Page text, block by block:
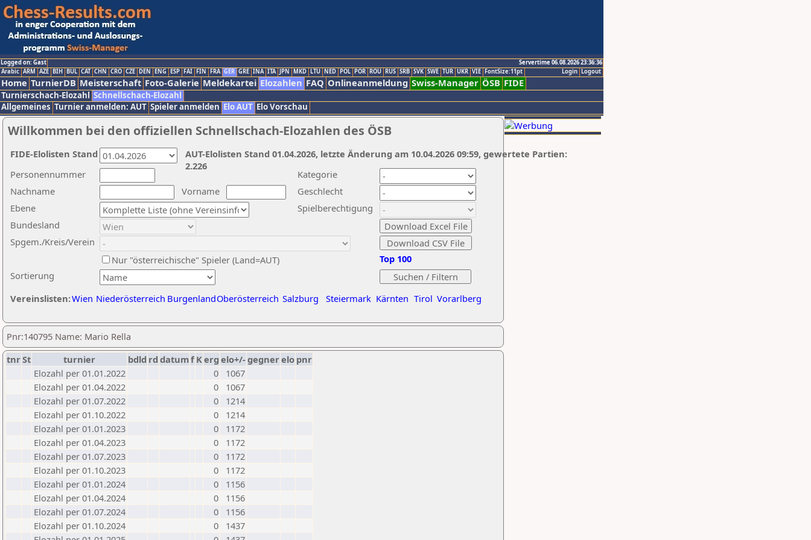
Logged on: Gast
Servertime 06.08.2026 23:36:36
Logout
Login
Arabic ARM AZE BIH BUL CAT CHN CRO CZE DEN ENG ESP FAI FIN FRA GER GRE INA ITA JPN MKD LTU NED POL POR ROU RUS SRB SVK SWE TUR UKR VIE FontSize:11pt
Home TurnierDB Meisterschaft Foto-Galerie Meldekartei Elozahlen FAQ Onlineanmeldung Swiss-Manager ÖSB FIDE
Turnierschach-Elozahl Schnellschach-Elozahl
Allgemeines Turnier anmelden: AUT Spieler anmelden Elo AUT Elo Vorschau
Willkommen bei den offiziellen Schnellschach-Elozahlen des ÖSB
Nachname
Vorname
Ebene
Kategorie
Sortierung
Personennummer
Bundesland
Spgem./Kreis/Verein
Geschlecht
Nur "österreichische" Spieler (Land=AUT)
Spielberechtigung
Vereinslisten:Wien Niederösterreich BurgenlandOberösterreich Salzburg Steiermark Kärnten Tirol Vorarlberg
Top 100
AUT-Elolisten Stand 01.04.2026, letzte Änderung am 10.04.2026 09:59, gewertete Partien:
2.226
FIDE-Elolisten Stand
Pnr:140795 Name: Mario Rella
tnrSt turnier bdld rd datumf Kerg elo+/-gegnerelo pnr
Elozahl per 01.01.2022
0
1067
Elozahl per 01.04.2022
0
1067
Elozahl per 01.07.2022
0
1214
Elozahl per 01.10.2022
0
1214
Elozahl per 01.01.2023
0
1172
Elozahl per 01.04.2023
0
1172
Elozahl per 01.07.2023
0
1172
Elozahl per 01.10.2023
0
1172
Elozahl per 01.01.2024
0
1156
Elozahl per 01.04.2024
0
1156
Elozahl per 01.07.2024
0
1156
Elozahl per 01.10.2024
0
1437